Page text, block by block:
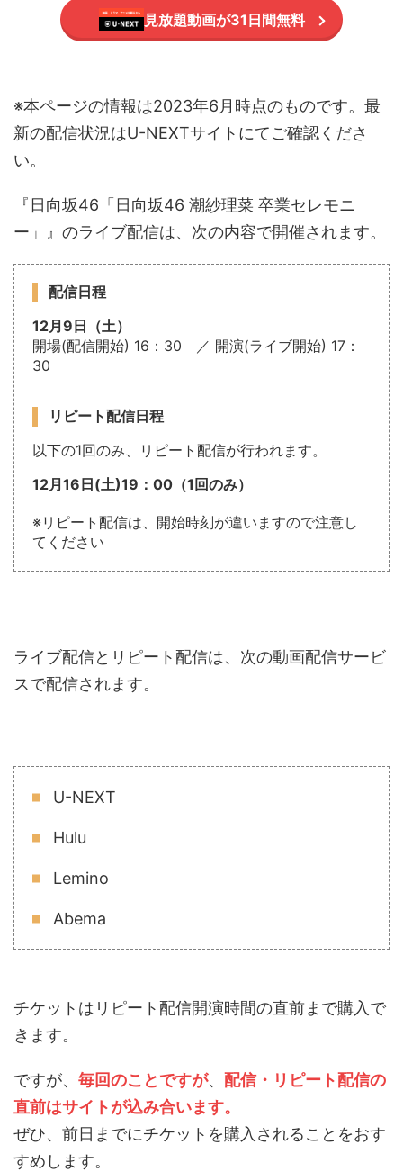
見放題動画が31日間無料
※本ページの情報は2023年6月時点のものです。最
新の配信状況はU-NEXTサイトにてご確認くださ
い。
『日向坂46「日向坂46 潮紗理菜 卒業セレモニ
ー」』のライブ配信は、次の内容で開催されます。
配信日程
12月9日（土）
開場(配信開始) 16：30 ／ 開演(ライブ開始) 17：
30
リピート配信日程
以下の1回のみ、リピート配信が行われます。
12月16日(土)19：00（1回のみ）
※リピート配信は、開始時刻が違いますので注意し
てください
ライブ配信とリピート配信は、次の動画配信サービ
スで配信されます。
U-NEXT
Hulu
Lemino
Abema
チケットはリピート配信開演時間の直前まで購入で
きます。
ですが、 毎回のことですが、 配信・リピート配信の
直前はサイトが込み合います。
ぜひ、前日までにチケットを購入されることをおす
すめします。